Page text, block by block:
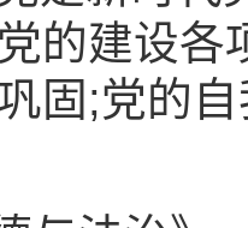
的建设各
固;党的